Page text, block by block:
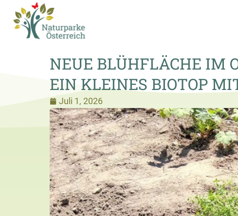
NEUE BLÜHFLÄCHE IM
EIN KLEINES BIOTOP
Juli 1, 2026